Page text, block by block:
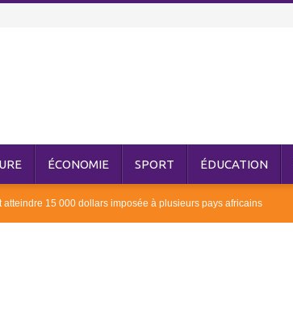
ÉCONOMIE SPORT ÉDUCATION
15 000 dollars imposée à plusieurs pays africains